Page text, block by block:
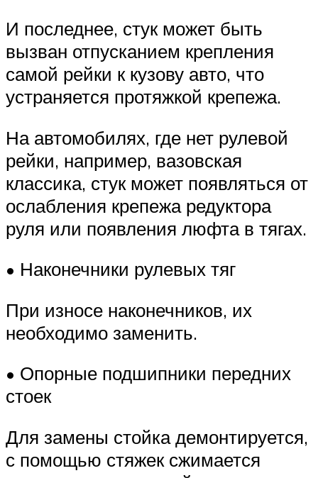
И последнее, стук может быть
вызван отпусканием крепления
самой рейки к кузову авто, что
устраняется протяжкой крепежа.
На автомобилях, где нет рулевой
рейки, например, вазовская
классика, стук может появляться от
ослабления крепежа редуктора
руля или появления люфта в тягах.
• Наконечники рулевых тяг
При износе наконечников, их
необходимо заменить.
• Опорные подшипники передних
стоек
Для замены стойка демонтируется,
с помощью стяжек сжимается